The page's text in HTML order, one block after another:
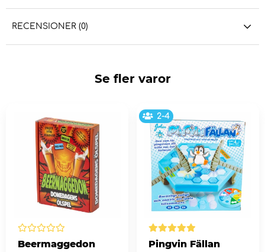
RECENSIONER (0)
Se fler varor
Beermaggedon
2-4
Pingvin Fällan